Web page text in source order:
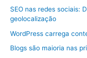
SEO nas redes sociais:
geolocalização
WordPress carrega
Blogs são maioria nas